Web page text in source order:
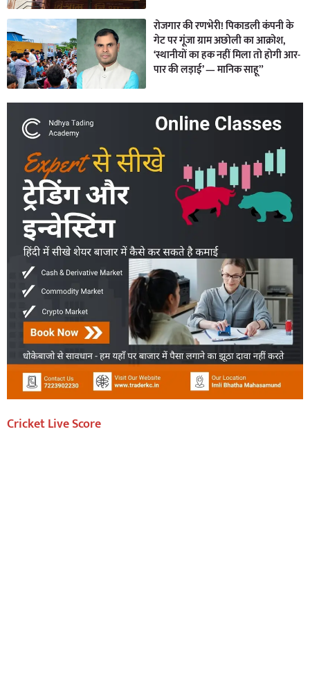
रोजगार की रणभेरी! पिकाडली कंपनी के
गेट पर गूंजा ग्राम अछोली का आक्रोश,
‘स्थानीयों का हक नहीं मिला तो होगी आर-
पार की लड़ाई’ — मानिक साहू”
Cricket Live Score